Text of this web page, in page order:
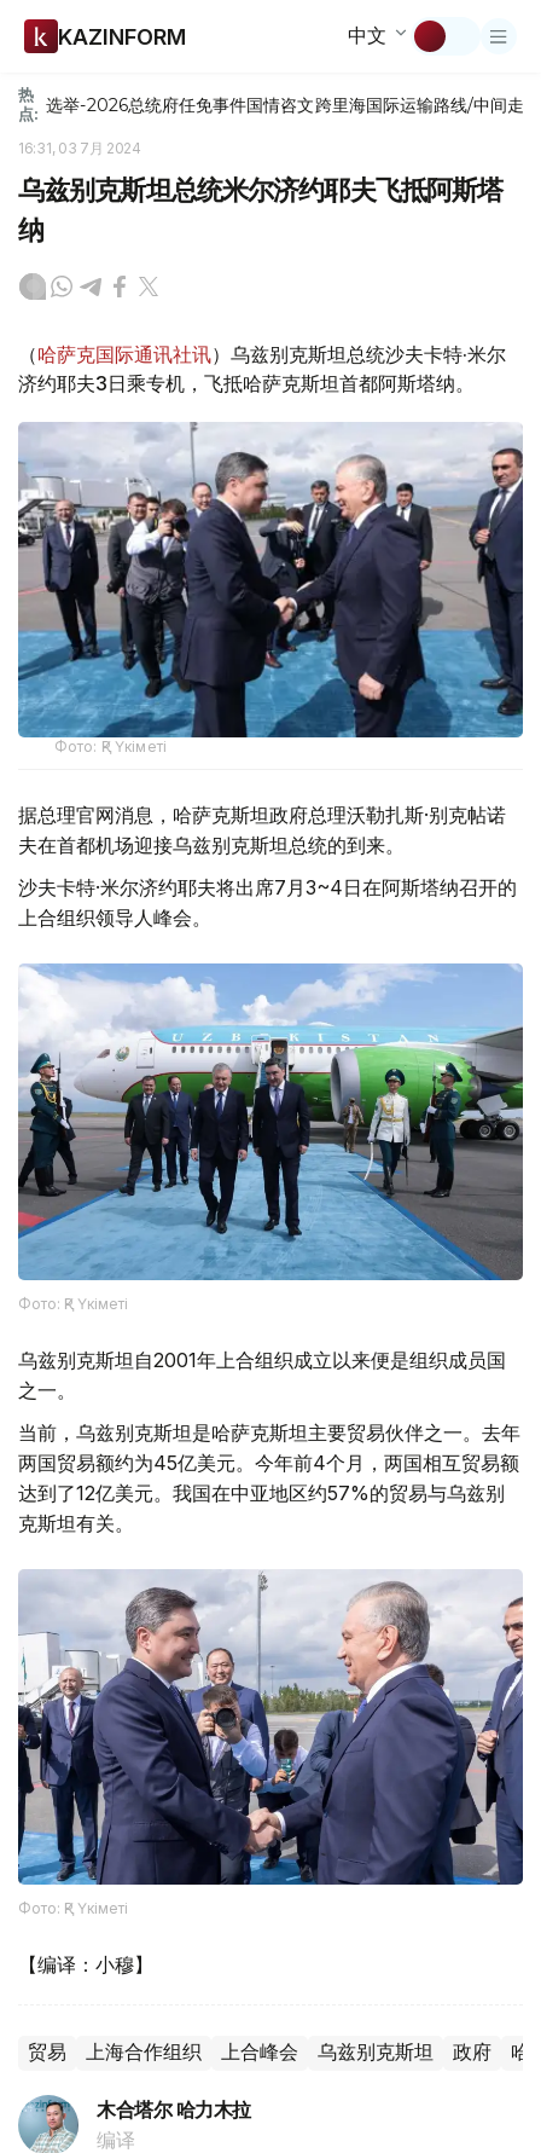
KAZINFORM 中文
热
点: 选举-2026总统府任免事件国情咨文跨里海国际运输路线/中间走廊
16:31, 03 7月 2024
乌兹别克斯坦总统米尔济约耶夫飞抵阿斯塔
纳
（哈萨克国际通讯社讯）乌兹别克斯坦总统沙夫卡特·米尔
济约耶夫3日乘专机，飞抵哈萨克斯坦首都阿斯塔纳。
Фото: ҚР Үкіметі
据总理官网消息，哈萨克斯坦政府总理沃勒扎斯·别克帖诺
夫在首都机场迎接乌兹别克斯坦总统的到来。
沙夫卡特·米尔济约耶夫将出席7月3~4日在阿斯塔纳召开的
上合组织领导人峰会。
Фото: ҚР Үкіметі
乌兹别克斯坦自2001年上合组织成立以来便是组织成员国
之一。
当前，乌兹别克斯坦是哈萨克斯坦主要贸易伙伴之一。去年
两国贸易额约为45亿美元。今年前4个月，两国相互贸易额
达到了12亿美元。我国在中亚地区约57%的贸易与乌兹别
克斯坦有关。
Фото: ҚР Үкіметі
【编译：小穆】
贸易 上海合作组织 上合峰会 乌兹别克斯坦 政府 哈
木合塔尔 哈力木拉
编译